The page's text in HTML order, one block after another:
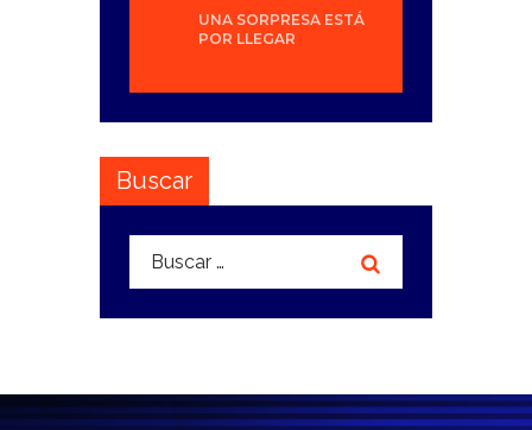
UNA SORPRESA ESTÁ
POR LLEGAR
Buscar
Buscar: